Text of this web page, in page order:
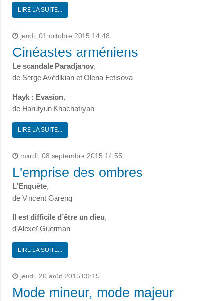
LIRE LA SUITE...
jeudi, 01 octobre 2015 14:48
Cinéastes arméniens
Le scandale Paradjanov,
de Serge Avédikian et Olena Fetisova
Hayk : Evasion,
de Harutyun Khachatryan
LIRE LA SUITE...
mardi, 08 septembre 2015 14:55
L'emprise des ombres
L’Enquête,
de Vincent Garenq
Il est difficile d’être un dieu,
d’Alexeï Guerman
LIRE LA SUITE...
jeudi, 20 août 2015 09:15
Mode mineur, mode majeur